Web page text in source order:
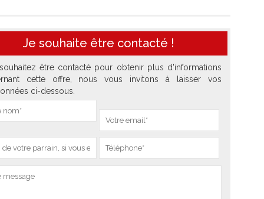
Je souhaite être contacté !
être contacté pour obtenir plus d'informations
cette offre, nous vous invitons à laisser vos
ci-dessous.